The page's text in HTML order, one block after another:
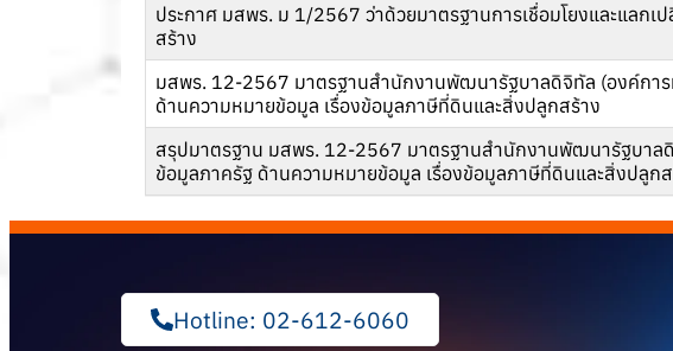
ประกาศ มสพร. ม 1/2567 ว่าด้วยมาตรฐานการเชื่อมโยงและแลก
สร้าง
มสพร. 12-2567 มาตรฐานสํานักงานพัฒนารัฐบาลดิจิทัล (องค์การ
ด้านความหมายข้อมูล เรื่องข้อมูลภาษีที่ดินและสิ่งปลูกสร้าง
สรุปมาตรฐาน มสพร. 12-2567 มาตรฐานสํานักงานพัฒนารัฐบาลดิ
ข้อมูลภาครัฐ ด้านความหมายข้อมูล เรื่องข้อมูลภาษีที่ดินและสิ่งปลูก
Hotline: 02-612-6060